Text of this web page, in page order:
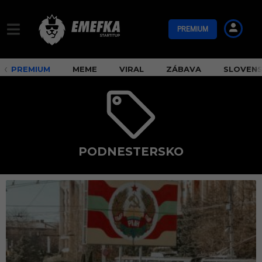
PREMIUM
PREMIUM MEME VIRAL ZÁBAVA
PODNESTERSKO
P
d
n